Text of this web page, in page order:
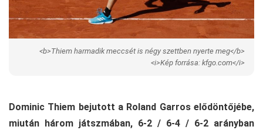
<b>Thiem harmadik meccsét is négy szettben nyerte meg</b>
<i>Kép forrása: kfgo.com</i>
Dominic Thiem bejutott a Roland Garros elődöntőjébe,
miután három játszmában, 6-2 / 6-4 / 6-2 arányban